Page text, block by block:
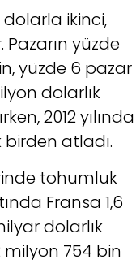
dolarla ikinci,
yüzde
yüzde 6 pazar
dolarlık
2012 yılında
birden atladı.
tohumluk
Fransa 1,6
dolarlık
754 bin